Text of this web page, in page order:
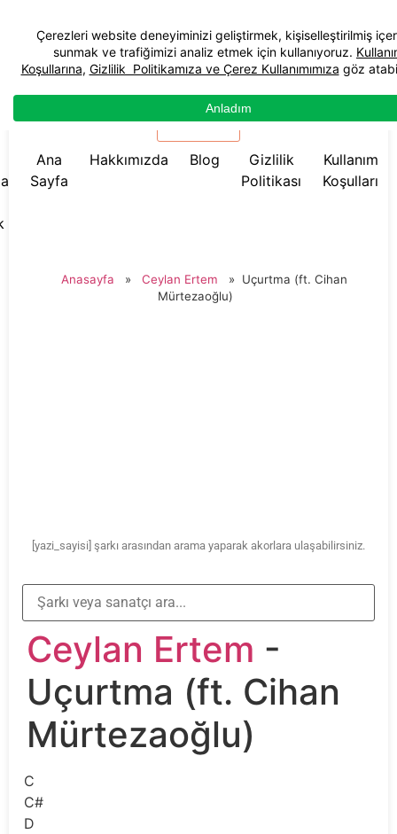
☰ Menü
Ana
Sayfa
Hakkımızda Blog
Gizlilik
Politikası
Kullanım
Koşulları
Anasayfa » Ceylan Ertem »
Uçurtma (ft. Cihan
Mürtezaoğlu)
[yazi_sayisi] şarkı arasından arama yaparak akorlara ulaşabilirsiniz.
Ceylan Ertem -
Uçurtma (ft. Cihan
Mürtezaoğlu)
C
C#
D